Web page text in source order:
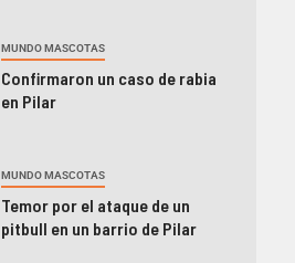
MUNDO MASCOTAS
Confirmaron un caso de rabia
en Pilar
MUNDO MASCOTAS
Temor por el ataque de un
pitbull en un barrio de Pilar